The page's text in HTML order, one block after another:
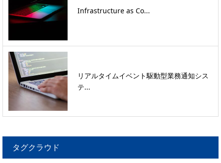
Infrastructure as Co...
リアルタイムイベント駆動型業務通知シス
テ...
タグクラウド